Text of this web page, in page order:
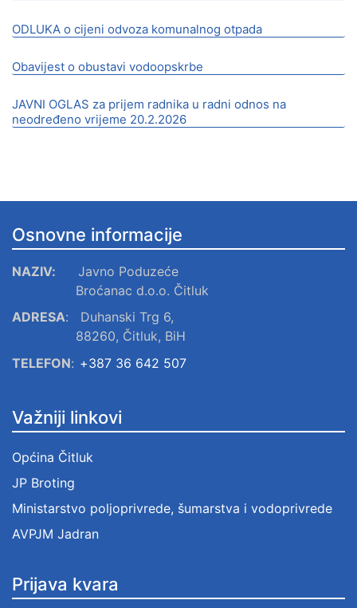
ODLUKA o cijeni odvoza komunalnog otpada
Obavijest o obustavi vodoopskrbe
JAVNI OGLAS za prijem radnika u radni odnos na
neodređeno vrijeme 20.2.2026
Osnovne informacije
NAZIV:
Javno Poduzeće
Broćanac d.o.o. Čitluk
ADRESA:
Duhanski Trg 6,
88260, Čitluk, BiH
TELEFON: +387 36 642 507
Važniji linkovi
Općina Čitluk
JP Broting
Ministarstvo poljoprivrede, šumarstva i vodoprivrede
AVPJM Jadran
Prijava kvara